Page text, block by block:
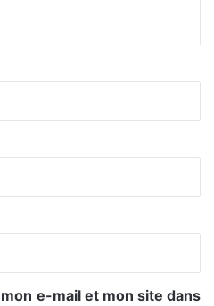
e-mail et mon site dans